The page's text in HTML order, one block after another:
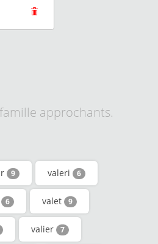
approchants.
9 valeri 6
6 valet 9
valier 7